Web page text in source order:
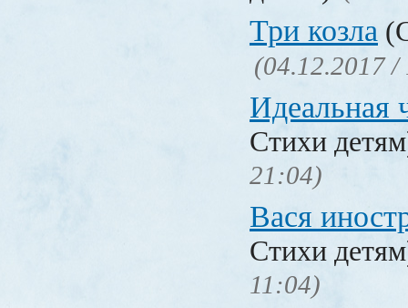
Три козла
(04.12.2017 /
Идеальная
Стихи
21:04)
Вася
Стихи
11:04)